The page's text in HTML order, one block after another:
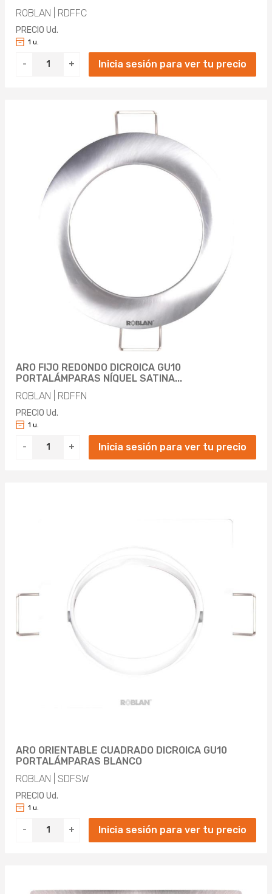
2420LM (4)
2500LM (2)
2600LM (1)
5900LM (1)
6200LM (1)
7250LM (1)
ROBLAN | RDFFC
PRECIO Ud.
- +
1 u.
Inicia sesión para ver tu precio
ARO FIJO REDONDO DICROICA GU10
PORTALÁMPARAS NÍQUEL SATINA...
ROBLAN | RDFFN
PRECIO Ud.
- +
1 u.
Inicia sesión para ver tu precio
ARO ORIENTABLE CUADRADO DICROICA GU10
PORTALÁMPARAS BLANCO
ROBLAN | SDFSW
PRECIO Ud.
- +
1 u.
Inicia sesión para ver tu precio